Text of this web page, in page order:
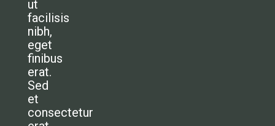
ut
facilisis
nibh,
eget
finibus
erat.
Sed
et
consectetur